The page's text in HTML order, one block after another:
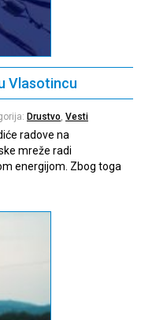
Vlasotincu
Drustvo, Vesti
radove na
mreže radi
energijom. Zbog toga